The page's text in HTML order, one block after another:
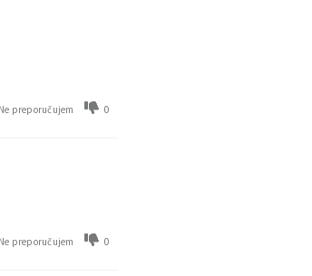
Ne preporučujem 0
Ne preporučujem 0